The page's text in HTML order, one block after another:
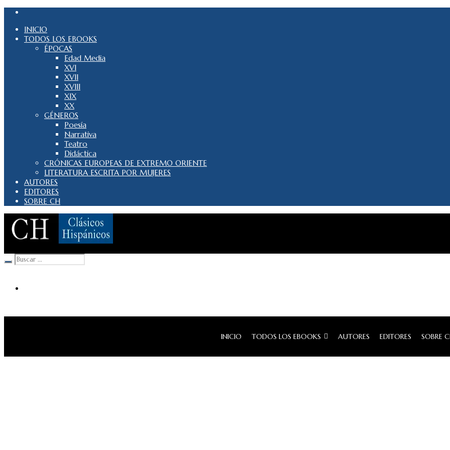
INICIO
TODOS LOS EBOOKS
ÉPOCAS
Edad Media
XVI
XVII
XVIII
XIX
XX
GÉNEROS
Poesía
Narrativa
Teatro
Didáctica
CRÓNICAS EUROPEAS DE EXTREMO ORIENTE
LITERATURA ESCRITA POR MUJERES
AUTORES
EDITORES
SOBRE CH
INICIO TODOS LOS EBOOKS AUTORES EDITORES SOBRE